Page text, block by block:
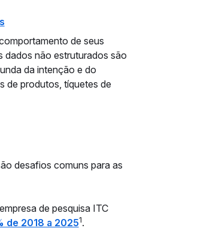
de seus
dados não estruturados são
da intenção e do
de produtos, tíquetes de
desafios comuns para as
de pesquisa ITC
de 2018 a 20251.